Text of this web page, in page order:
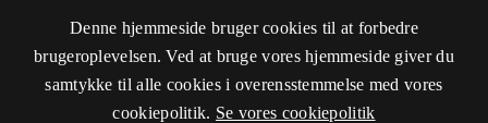
Denne hjemmeside bruger cookies til at forbedre
brugeroplevelsen. Ved at bruge vores hjemmeside giver du
samtykke til alle cookies i overensstemmelse med vores
cookiepolitik. Se vores cookiepolitik